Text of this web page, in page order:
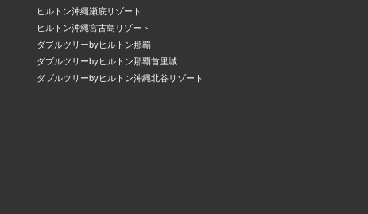
ヒルトン沖縄瀬底リゾート
ヒルトン沖縄宮古島リゾート
ダブルツリーbyヒルトン那覇
ダブルツリーbyヒルトン那覇首里城
ダブルツリーbyヒルトン沖縄北谷リゾート